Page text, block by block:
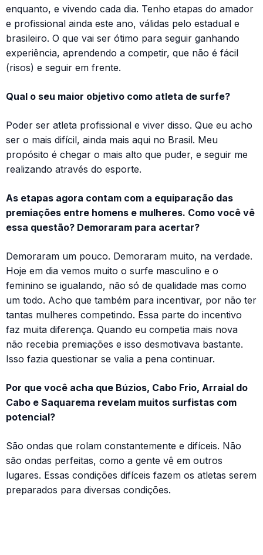
enquanto, e vivendo cada dia. Tenho etapas do amador
e profissional ainda este ano, válidas pelo estadual e
brasileiro. O que vai ser ótimo para seguir ganhando
experiência, aprendendo a competir, que não é fácil
(risos) e seguir em frente.
Qual o seu maior objetivo como atleta de surfe?
Poder ser atleta profissional e viver disso. Que eu acho
ser o mais difícil, ainda mais aqui no Brasil. Meu
propósito é chegar o mais alto que puder, e seguir me
realizando através do esporte.
As etapas agora contam com a equiparação das
premiações entre homens e mulheres. Como você vê
essa questão? Demoraram para acertar?
Demoraram um pouco. Demoraram muito, na verdade.
Hoje em dia vemos muito o surfe masculino e o
feminino se igualando, não só de qualidade mas como
um todo. Acho que também para incentivar, por não ter
tantas mulheres competindo. Essa parte do incentivo
faz muita diferença. Quando eu competia mais nova
não recebia premiações e isso desmotivava bastante.
Isso fazia questionar se valia a pena continuar.
Por que você acha que Búzios, Cabo Frio, Arraial do
Cabo e Saquarema revelam muitos surfistas com
potencial?
São ondas que rolam constantemente e difíceis. Não
são ondas perfeitas, como a gente vê em outros
lugares. Essas condições difíceis fazem os atletas serem
preparados para diversas condições.